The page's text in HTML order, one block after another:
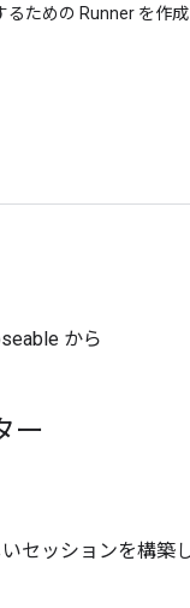
ための Runner を作
から
ー
セッションを構築